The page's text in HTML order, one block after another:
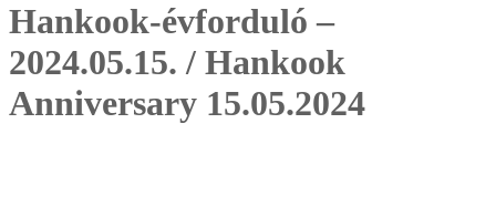
Hankook-évforduló –
2024.05.15. / Hankook
Anniversary 15.05.2024